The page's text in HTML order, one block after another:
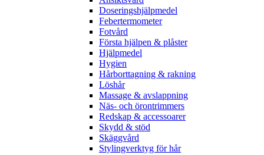
Doseringshjälpmedel
Febertermometer
Fotvård
Första hjälpen & plåster
Hjälpmedel
Hygien
Hårborttagning & rakning
Löshår
Massage & avslappning
Näs- och örontrimmers
Redskap & accessoarer
Skydd & stöd
Skäggvård
Stylingverktyg för hår